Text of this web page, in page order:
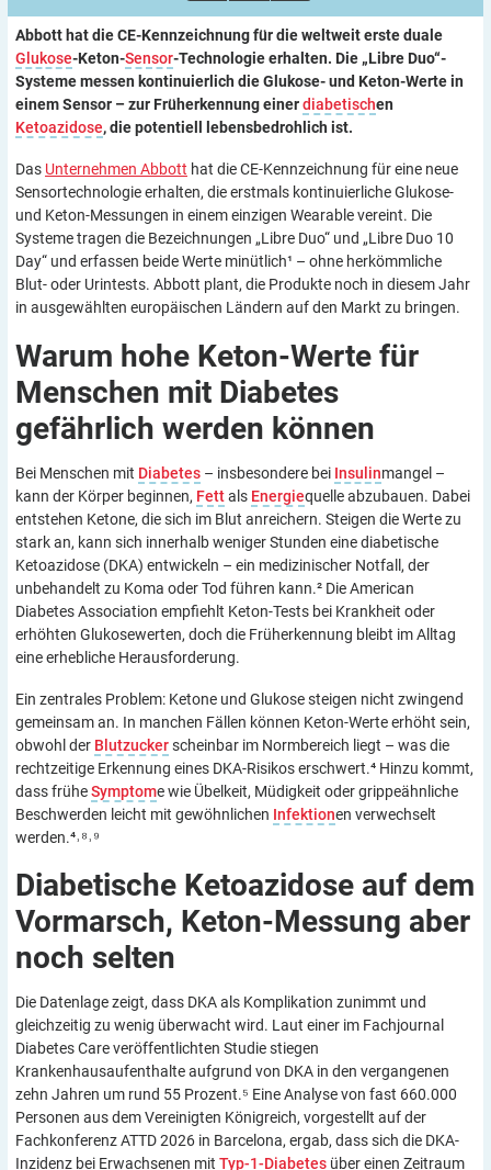
Abbott hat die CE-Kennzeichnung für die weltweit erste duale
Glukose-Keton-Sensor-Technologie erhalten. Die „Libre Duo“-
Systeme messen kontinuierlich die Glukose- und Keton-Werte in
einem Sensor – zur Früherkennung einerdiabetischen
Ketoazidose, die potentiell lebensbedrohlich ist.
Das Unternehmen Abbott hat die CE-Kennzeichnung für eine neue
Sensortechnologie erhalten, die erstmals kontinuierliche Glukose-
und Keton-Messungen in einem einzigen Wearable vereint. Die
Systeme tragen die Bezeichnungen „Libre Duo“ und „Libre Duo 10
Day“ und erfassen beide Werte minütlich¹ – ohne herkömmliche
Blut- oder Urintests. Abbott plant, die Produkte noch in diesem Jahr
in ausgewählten europäischen Ländern auf den Markt zu bringen.
Warum hohe Keton-Werte für
Menschen mit Diabetes
gefährlich werden können
Bei Menschen mit Diabetes – insbesondere bei Insulinmangel –
kann der Körper beginnen, Fettals Energiequelle abzubauen. Dabei
entstehen Ketone, die sich im Blut anreichern. Steigen die Werte zu
stark an, kann sich innerhalb weniger Stunden eine diabetische
Ketoazidose (DKA) entwickeln – ein medizinischer Notfall, der
unbehandelt zu Koma oder Tod führen kann.² Die American
Diabetes Association empfiehlt Keton-Tests bei Krankheit oder
erhöhten Glukosewerten, doch die Früherkennung bleibt im Alltag
eine erhebliche Herausforderung.
Ein zentrales Problem: Ketone und Glukose steigen nicht zwingend
gemeinsam an. In manchen Fällen können Keton-Werte erhöht sein,
obwohl der Blutzuckerscheinbar im Normbereich liegt – was die
rechtzeitige Erkennung eines DKA-Risikos erschwert.⁴ Hinzu kommt,
dass früheSymptome wie Übelkeit, Müdigkeit oder grippeähnliche
Beschwerden leicht mit gewöhnlichen Infektionen verwechselt
werden.⁴˒⁸˒⁹
Diabetische Ketoazidose auf dem
Vormarsch, Keton-Messung aber
noch selten
Die Datenlage zeigt, dass DKA als Komplikation zunimmt und
gleichzeitig zu wenig überwacht wird. Laut einer im Fachjournal
Diabetes Care veröffentlichten Studie stiegen
Krankenhausaufenthalte aufgrund von DKA in den vergangenen
zehn Jahren um rund 55 Prozent.⁵ Eine Analyse von fast 660.000
Personen aus dem Vereinigten Königreich, vorgestellt auf der
Fachkonferenz ATTD 2026 in Barcelona, ergab, dass sich die DKA-
Inzidenz bei Erwachsenen mit Typ-1-Diabetes über einen Zeitraum